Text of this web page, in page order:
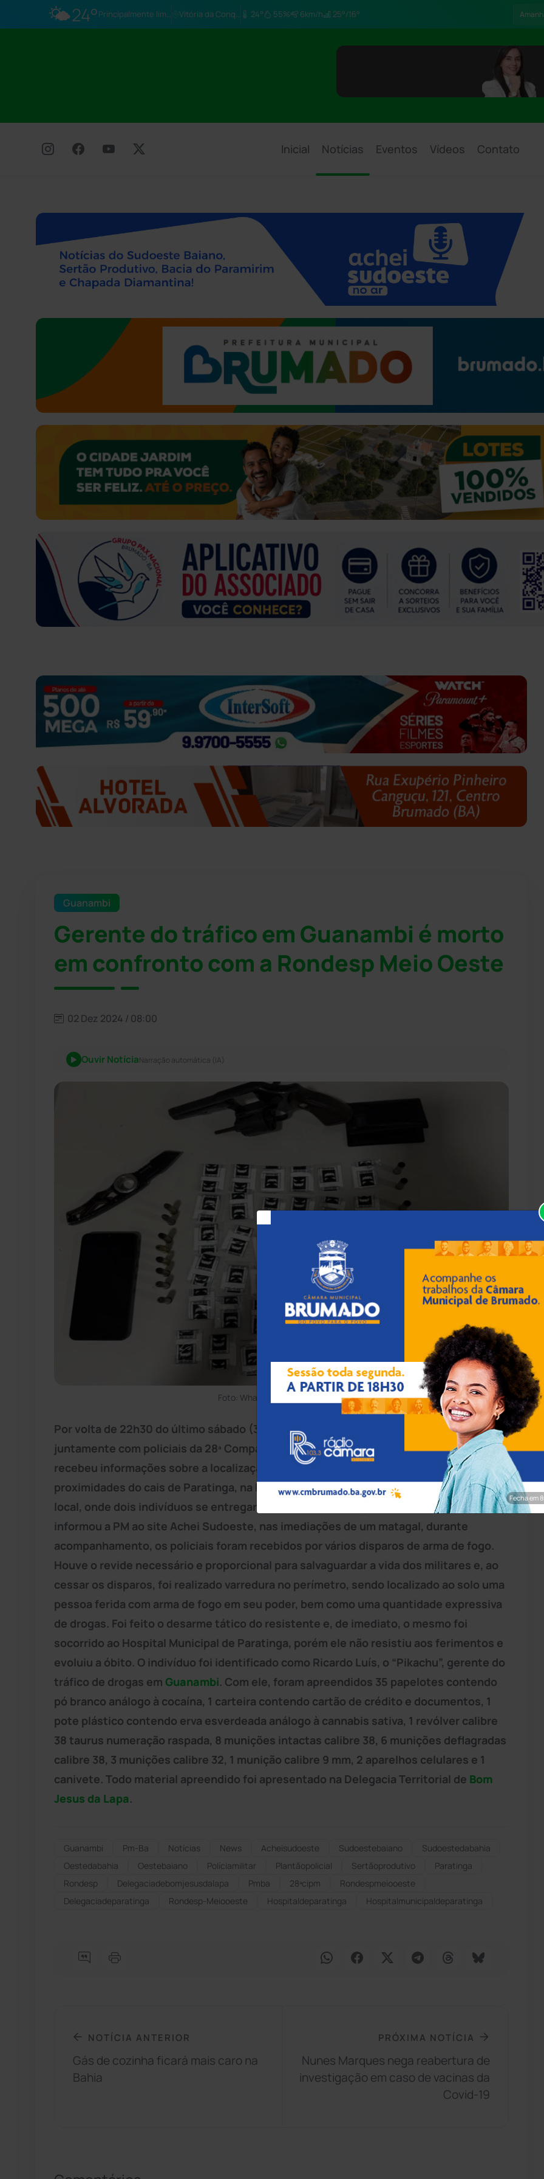
🌤️24° Principalmente limpo Vitória da Conq… 24° 55% 6km/h 25°/16°
Inicial Notícias Eventos Vídeos Contato
Guanambi
Gerente do tráfico em Guanambi é morto
em confronto com a Rondesp Meio Oeste
02 Dez 2024 / 08:00
Ouvir NotíciaNarração automática (IA)
Foto: WhatsApp/Achei Sudoeste
Por volta de 22h30 do último sábado (30), uma guarnição da Rondesp Meio Oeste,
juntamente com policiais da 28ª Companhia Independente de
Polícia Militar(CIPM),
recebeu informações sobre a localização de um grupo de indivíduos armados nas
proximidades do cais de Paratinga, na beira do rio. As guarnições deslocaram-se até o
local, onde dois indivíduos se entregaram e outros dois empreenderam fuga. Segundo
informou a PM ao site Achei Sudoeste, nas imediações de um matagal, durante
acompanhamento, os policiais foram recebidos por vários disparos de arma de fogo.
Houve o revide necessário e proporcional para salvaguardar a vida dos militares e, ao
cessar os disparos, foi realizado varredura no perímetro, sendo localizado ao solo uma
pessoa ferida com arma de fogo em seu poder, bem como uma quantidade expressiva
de drogas. Foi feito o desarme tático do resistente e, de imediato, o mesmo foi
socorrido ao Hospital Municipal de Paratinga, porém ele não resistiu aos ferimentos e
evoluiu a óbito. O indivíduo foi identificado como Ricardo Luís, o “Pikachu”, gerente do
tráfico de drogas em Guanambi. Com ele, foram apreendidos 35 papelotes contendo
pó branco análogo à cocaína, 1 carteira contendo cartão de crédito e documentos, 1
pote plástico contendo erva esverdeada análogo à cannabis sativa, 1 revólver calibre
38 taurus numeração raspada, 8 munições intactas calibre 38, 6 munições deflagradas
calibre 38, 3 munições calibre 32, 1 munição calibre 9 mm, 2 aparelhos celulares e 1
canivete. Todo material apreendido foi apresentado na Delegacia Territorial de Bom
Jesus da Lapa.
Guanambi Pm-Ba Notícias News Acheisudoeste Sudoestebaiano
Sudoestedabahia
Oestedabahia
Oestebaiano Políciamilitar Plantãopolicial Sertãoprodutivo
Paratinga
Rondesp
Delegaciadebomjesusdalapa Pmba 28ªcipm
Rondespmeiooeste
Delegaciadeparatinga
Rondesp-Meiooeste Hospitaldeparatinga Hospitalmunicipaldeparatinga
NOTÍCIA ANTERIOR
Gás de cozinha ficará mais caro na
Bahia
PRÓXIMA NOTÍCIA
Nunes Marques nega reabertura de
investigação em caso de vacinas da
Covid-19
Fecha em